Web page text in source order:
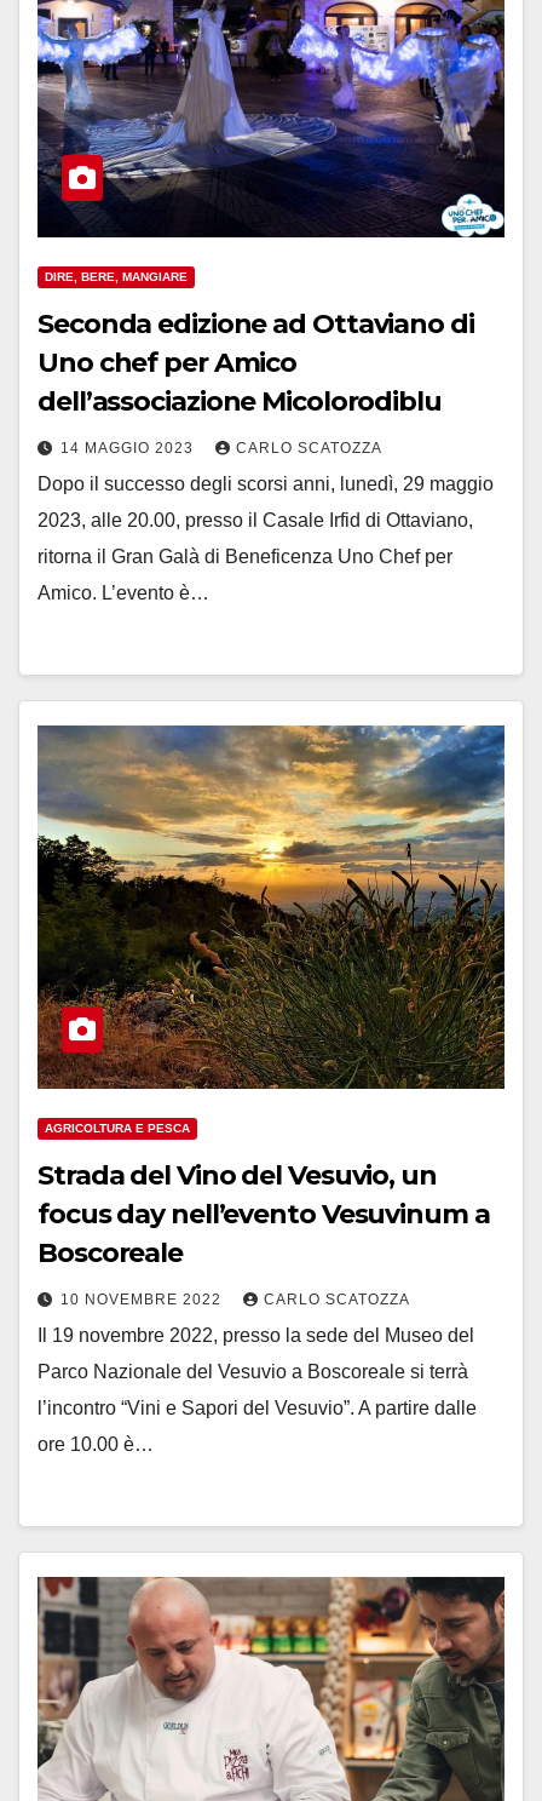
DIRE, BERE, MANGIARE
Seconda edizione ad Ottaviano di
Uno chef per Amico
dell’associazione Micolorodiblu
14 MAGGIO 2023 CARLO SCATOZZA
Dopo il successo degli scorsi anni, lunedì, 29 maggio
2023, alle 20.00, presso il Casale Irfid di Ottaviano,
ritorna il Gran Galà di Beneficenza Uno Chef per
Amico. L’evento è…
AGRICOLTURA E PESCA
Strada del Vino del Vesuvio, un
focus day nell’evento Vesuvinum a
Boscoreale
10 NOVEMBRE 2022 CARLO SCATOZZA
Il 19 novembre 2022, presso la sede del Museo del
Parco Nazionale del Vesuvio a Boscoreale si terrà
l’incontro “Vini e Sapori del Vesuvio”. A partire dalle
ore 10.00 è…